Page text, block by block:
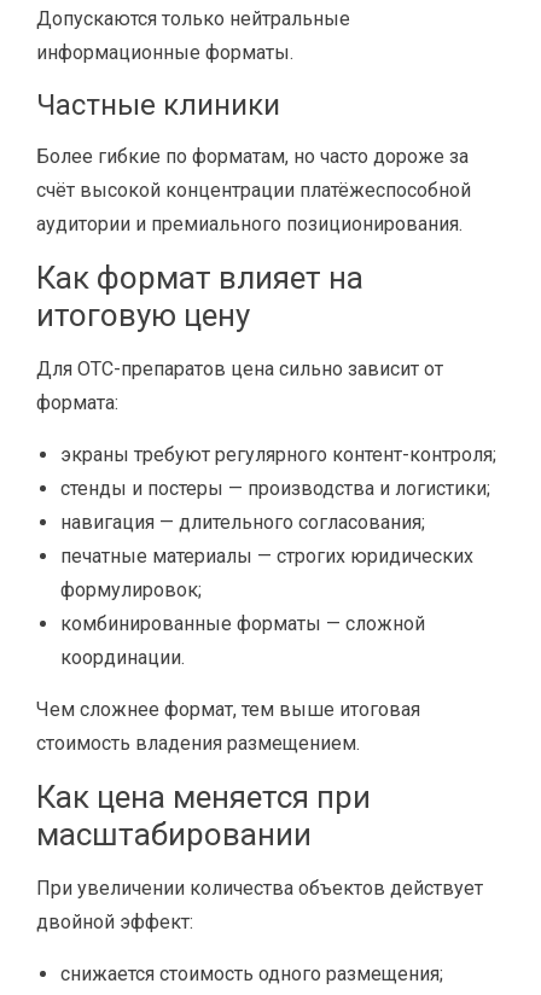
Допускаются только нейтральные
информационные форматы.
Частные клиники
Более гибкие по форматам, но часто дороже за
счёт высокой концентрации платёжеспособной
аудитории и премиального позиционирования.
Как формат влияет на
итоговую цену
Для OTC-препаратов цена сильно зависит от
формата:
экраны требуют регулярного контент-контроля;
стенды и постеры — производства и логистики;
навигация — длительного согласования;
печатные материалы — строгих юридических
формулировок;
комбинированные форматы — сложной
координации.
Чем сложнее формат, тем выше итоговая
стоимость владения размещением.
Как цена меняется при
масштабировании
При увеличении количества объектов действует
двойной эффект:
снижается стоимость одного размещения;